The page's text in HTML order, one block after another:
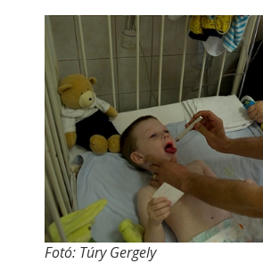
Fotó: Túry Gergely